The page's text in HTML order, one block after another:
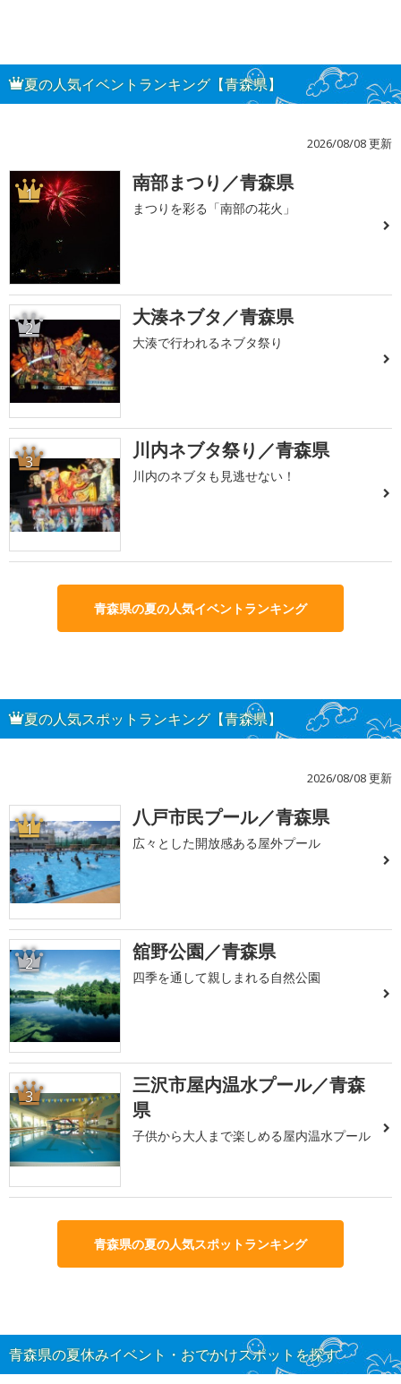
夏の人気イベントランキング【青森県】
2026/08/08 更新
1 南部まつり／青森県
まつりを彩る「南部の花火」
2 大湊ネブタ／青森県
大湊で行われるネブタ祭り
3 川内ネブタ祭り／青森県
川内のネブタも見逃せない！
青森県の夏の人気イベントランキング
夏の人気スポットランキング【青森県】
2026/08/08 更新
1 八戸市民プール／青森県
広々とした開放感ある屋外プール
2 舘野公園／青森県
四季を通して親しまれる自然公園
3
三沢市屋内温水プール／青森
県
子供から大人まで楽しめる屋内温水プール
青森県の夏の人気スポットランキング
青森県の夏休みイベント・おでかけスポットを探す